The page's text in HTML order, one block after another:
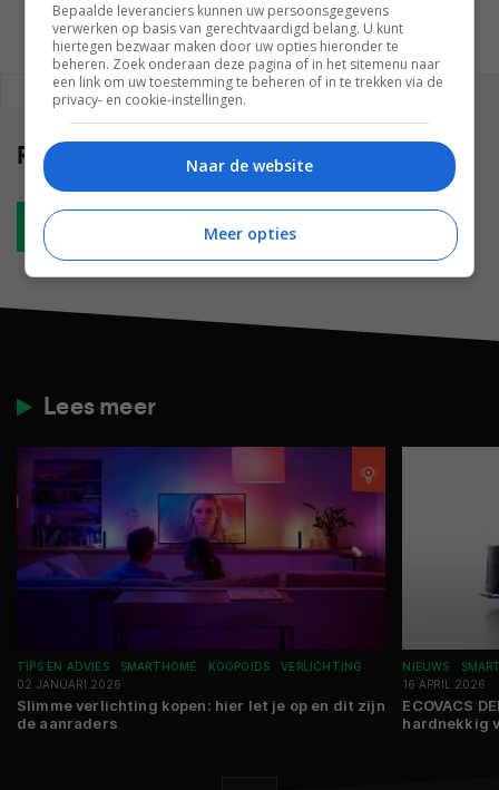
REAGEREN REACTIES (0)
Reacties
Plaats reactie
Lees meer
TIPS EN ADVIES SMARTHOME KOOPGIDS
VERLICHTING
02 JANUARI 2026
Slimme verlichting kopen: hier let je op en dit zijn
de aanraders
NIEUWS
16 APRIL 2026
ECOVACS
hardnekkig
Bepaalde leveranciers kunnen uw persoonsgegevens
verwerken op basis van gerechtvaardigd belang. U kunt
hiertegen bezwaar maken door uw opties hieronder te
beheren. Zoek onderaan deze pagina of in het sitemenu naar
een link om uw toestemming te beheren of in te trekken via de
privacy- en cookie-instellingen.
Naar de website
Meer opties